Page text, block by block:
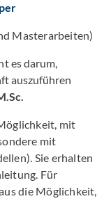
Masterarbeiten)
es darum,
auszuführen
mit
mit
Sie erhalten
Für
die Möglichkeit,